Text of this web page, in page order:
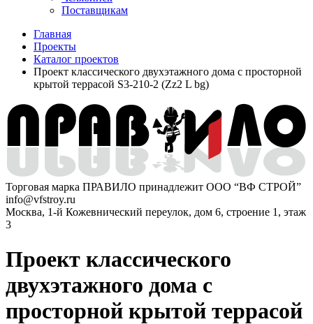
Поставщикам
Главная
Проекты
Каталог проектов
Проект классического двухэтажного дома с просторной
крытой террасой S3-210-2 (Zz2 L bg)
Торговая марка ПРАВИЛО принадлежит ООО “ВФ СТРОЙ”
info@vfstroy.ru
Москва, 1-й Кожевнический переулок, дом 6, строение 1, этаж
3
Проект классического
двухэтажного дома с
просторной крытой террасой